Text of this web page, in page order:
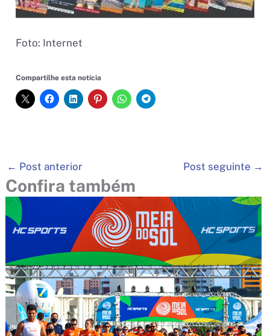
Foto: Internet
Compartilhe esta notícia
← Post anterior Post seguinte →
Confira também